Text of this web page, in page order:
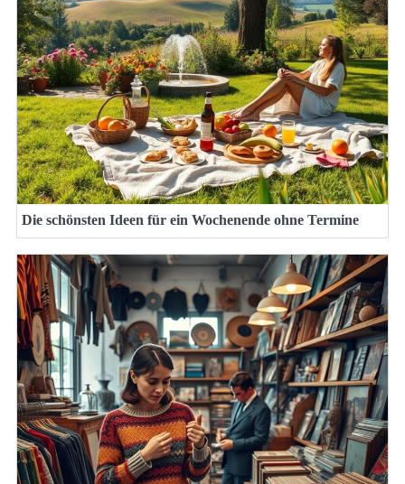
Die schönsten Ideen für ein Wochenende ohne Termine